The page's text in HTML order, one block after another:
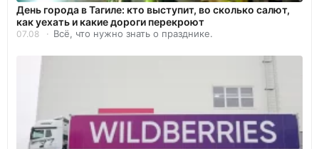
День города в Тагиле: кто выступит, во сколько салют,
как уехать и какие дороги перекроют
07.08 Всё, что нужно знать о празднике.